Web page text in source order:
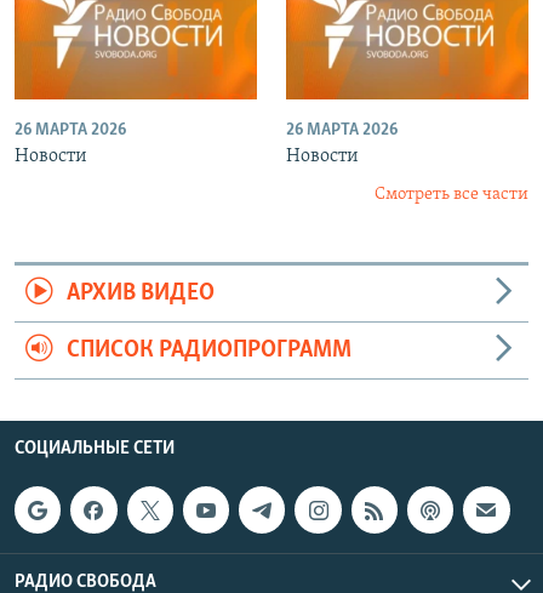
26 МАРТА 2026
Новости
26 МАРТА 2026
Новости
Смотреть все части
АРХИВ ВИДЕО
СПИСОК РАДИОПРОГРАММ
СОЦИАЛЬНЫЕ СЕТИ
РАДИО СВОБОДА